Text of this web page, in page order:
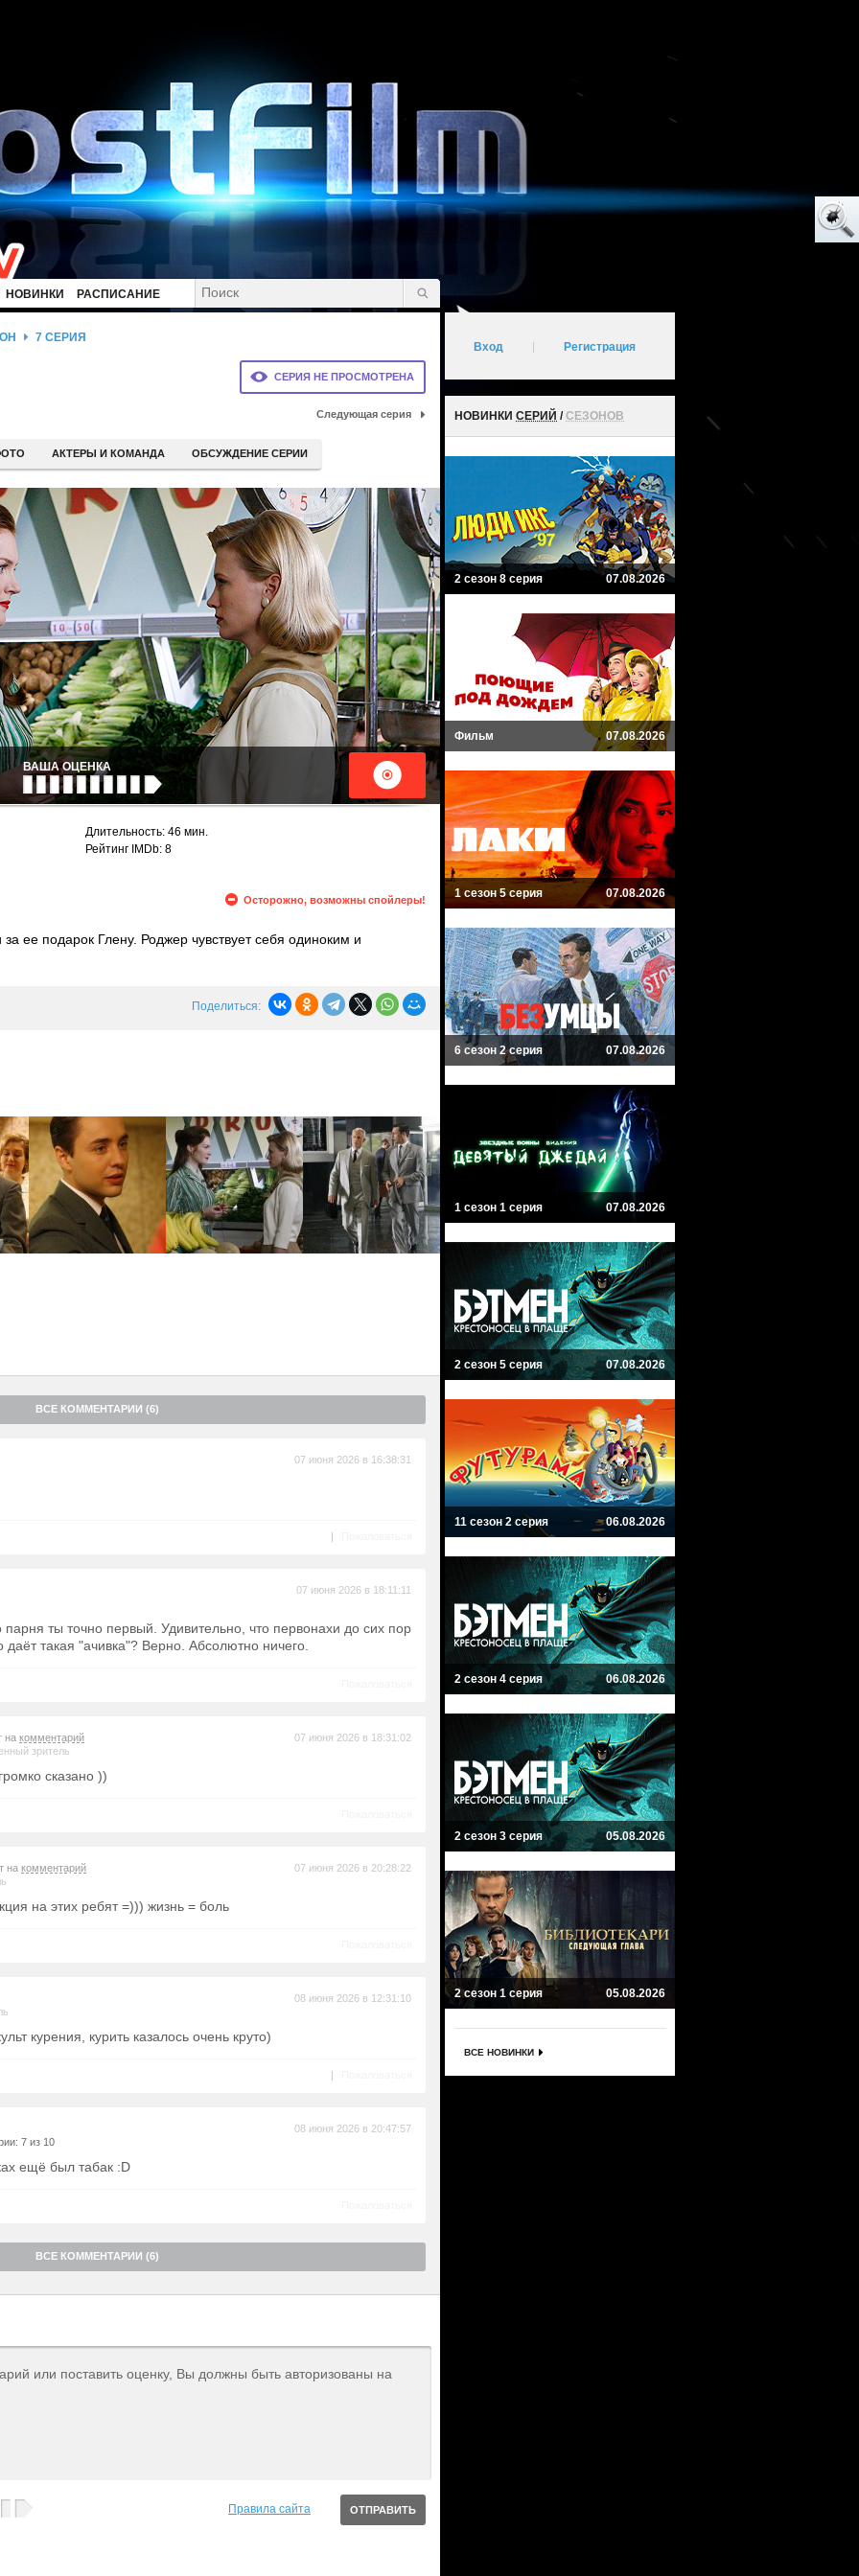
НОВИНКИ РАСПИСАНИЕ
СЕРИЯ НЕ ПРОСМОТРЕНА
7 СЕРИЯ
Следующая серия
АКТЕРЫ И КОМАНДА ОБСУЖДЕНИЕ СЕРИИ
ВАША ОЦЕНКА
Длительность: 46 мин.
Рейтинг IMDb: 8
Осторожно, возможны спойлеры!
ее подарок Глену. Роджер чувствует себя одиноким и
что он флиртует с Бэтти, Дон решает отомстить Роджеру,
Поделиться:
ВСЕ КОММЕНТАРИИ (6)
07 июня 2026 в 16:38:31
|
07 июня 2026 в 18:11:11
парня ты точно первый. Удивительно, что первонахи до сих пор
такая "ачивка"? Верно. Абсолютно ничего.
на комментарий
зритель
07 июня 2026 в 18:31:02
сказано ))
на комментарий
07 июня 2026 в 20:28:22
на этих ребят =))) жизнь = боль
08 июня 2026 в 12:31:10
курения, курить казалось очень круто)
|
7 из 10
08 июня 2026 в 20:47:57
ещё был табак :D
ВСЕ КОММЕНТАРИИ (6)
или поставить оценку, Вы должны быть авторизованы на
Правила сайта
Вход Регистрация
НОВИНКИ СЕРИЙ /СЕЗОНОВ
2 сезон 8 серия 07.08.2026
Фильм 07.08.2026
1 сезон 5 серия 07.08.2026
6 сезон 2 серия 07.08.2026
1 сезон 1 серия 07.08.2026
2 сезон 5 серия 07.08.2026
11 сезон 2 серия 06.08.2026
2 сезон 4 серия 06.08.2026
2 сезон 3 серия 05.08.2026
2 сезон 1 серия 05.08.2026
ВСЕ НОВИНКИ